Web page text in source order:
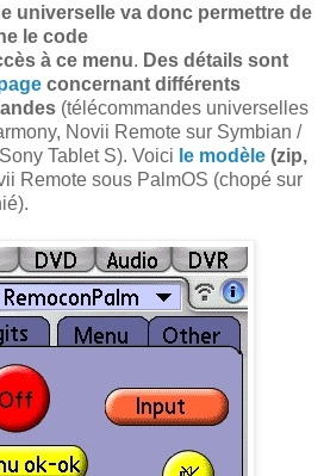
universelle va donc permettre de
le code
à ce menu. Des détails sont
concernant différents
(télécommandes universelles
Novii Remote sur Symbian /
Tablet S). Voici le modèle (zip,
Remote sous PalmOS (chopé sur